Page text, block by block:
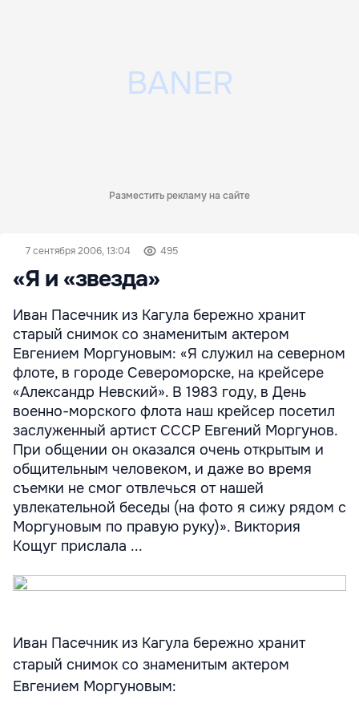
Разместить рекламу на сайте
7 сентября 2006, 13:04 495
«Я и «звезда»
Иван Пасечник из Кагула бережно хранит
старый снимок со знаменитым актером
Евгением Моргуновым: «Я служил на северном
флоте, в городе Североморске, на крейсере
«Александр Невский». В 1983 году, в День
военно-морского флота наш крейсер посетил
заслуженный артист СССР Евгений Моргунов.
При общении он оказался очень открытым и
общительным человеком, и даже во время
съемки не смог отвлечься от нашей
увлекательной беседы (на фото я сижу рядом с
Моргуновым по правую руку)». Виктория
Кощуг прислала ...
Иван Пасечник из Кагула бережно хранит
старый снимок со знаменитым актером
Евгением Моргуновым: